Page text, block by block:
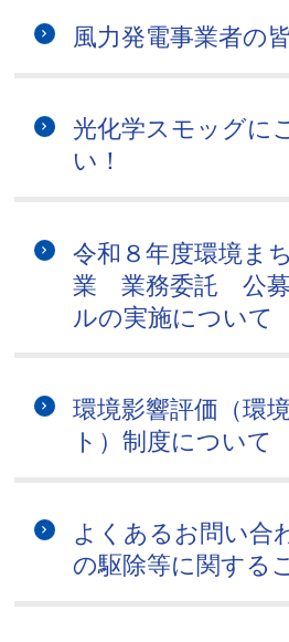
風力発電事業者の
光化学スモッグに
い！
令和８年度環境ま
業 業務委託 公募
ルの実施について
環境影響評価（環
ト）制度について
よくあるお問い合
の駆除等に関する